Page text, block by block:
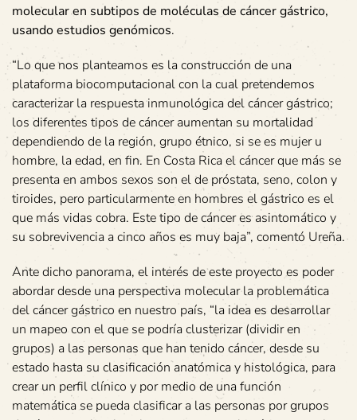
molecular en subtipos de moléculas de cáncer gástrico,
usando estudios genómicos.
“Lo que nos planteamos es la construcción de una
plataforma biocomputacional con la cual pretendemos
caracterizar la respuesta inmunológica del cáncer gástrico;
los diferentes tipos de cáncer aumentan su mortalidad
dependiendo de la región, grupo étnico, si se es mujer u
hombre, la edad, en fin. En Costa Rica el cáncer que más se
presenta en ambos sexos son el de próstata, seno, colon y
tiroides, pero particularmente en hombres el gástrico es el
que más vidas cobra. Este tipo de cáncer es asintomático y
su sobrevivencia a cinco años es muy baja”, comentó Ureña.
Ante dicho panorama, el interés de este proyecto es poder
abordar desde una perspectiva molecular la problemática
del cáncer gástrico en nuestro país, “la idea es desarrollar
un mapeo con el que se podría clusterizar (dividir en
grupos) a las personas que han tenido cáncer, desde su
estado hasta su clasificación anatómica y histológica, para
crear un perfil clínico y por medio de una función
matemática se pueda clasificar a las personas por grupos